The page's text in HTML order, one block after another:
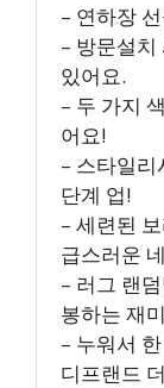
– 연하장
– 방문설
있어요.
– 두 가지
어요!
– 스타일
단계 업!
– 세련된
급스러운
– 러그 랜
봉하는 재
– 누워서
디프랜드